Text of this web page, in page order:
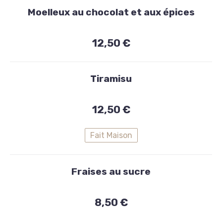
maison
épices
Moelleux au chocolat et aux épices
12,50 €
Tiramisu
12,50 €
Fait Maison
Fraises au sucre
8,50 €